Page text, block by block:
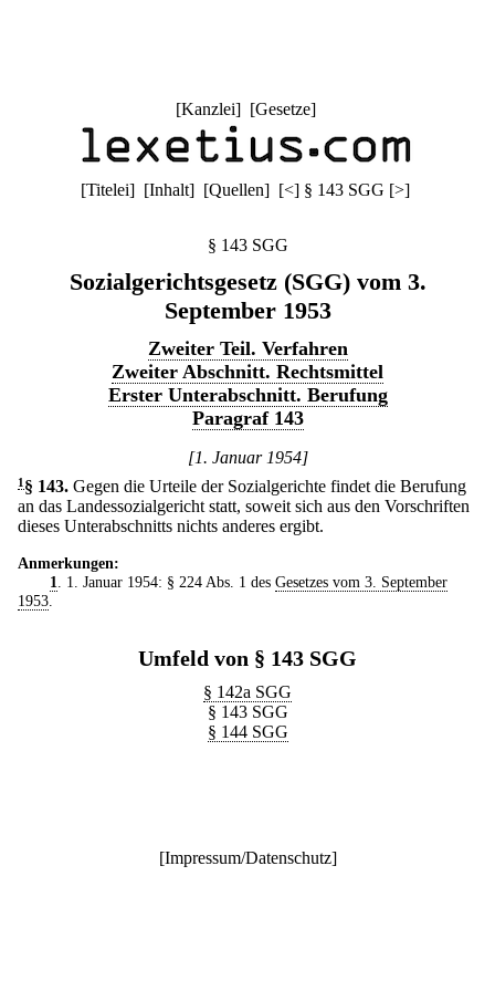
[Kanzlei] [Gesetze]
[Titelei] [Inhalt] [Quellen] [<] § 143 SGG [>]
§ 143 SGG
Sozialgerichtsgesetz (SGG) vom 3.
September 1953
Zweiter Teil. Verfahren
Zweiter Abschnitt. Rechtsmittel
Erster Unterabschnitt. Berufung
Paragraf 143
[1. Januar 1954]
1 § 143. Gegen die Urteile der Sozialgerichte findet die Berufung
an das Landessozialgericht statt, soweit sich aus den Vorschriften
dieses Unterabschnitts nichts anderes ergibt.
Anmerkungen:
1
. 1. Januar 1954: § 224 Abs. 1 des Gesetzes vom 3. September
1953
Umfeld von § 143 SGG
§ 142a SGG
§ 143 SGG
§ 144 SGG
[Impressum/Datenschutz]